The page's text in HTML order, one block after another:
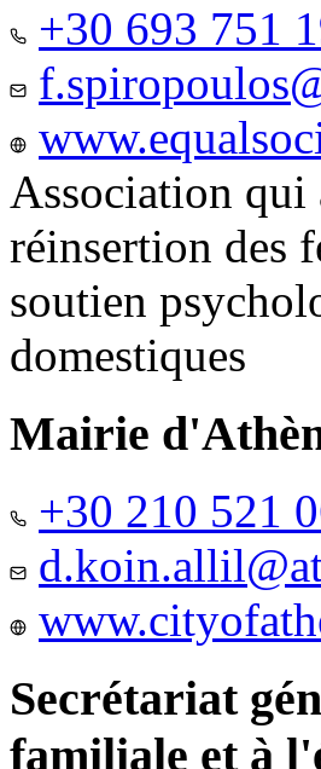
+30 693 751
Association qui
réinsertion des
soutien
domestiques
Mairie
+30 210 521
Secrétariat
familiale et à